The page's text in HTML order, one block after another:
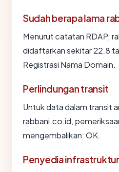
Sudah berapa lama
Menurut catatan RDAP,
didaftarkan sekitar 22.8
Registrasi Nama Domain.
Perlindungan transit
Untuk data dalam transit
rabbani.co.id,
mengembalikan: OK.
Penyedia infrastruktur